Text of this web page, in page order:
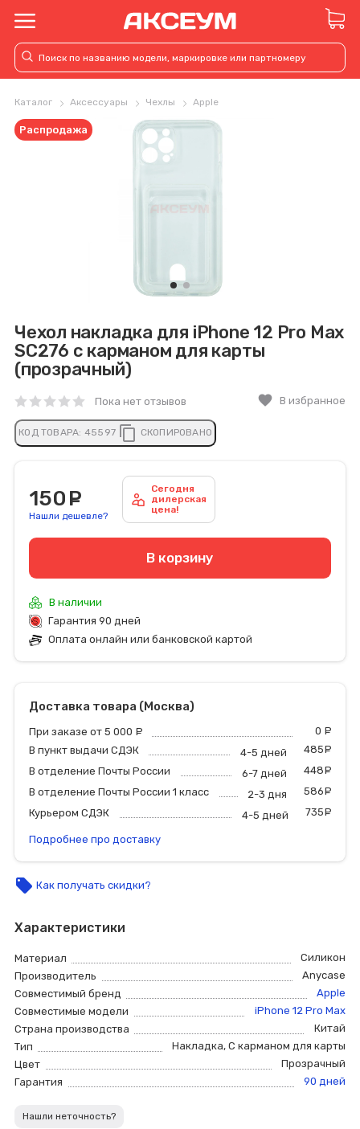
Каталог Аксессуары Чехлы Apple
Чехол накладка для iPhone 12 Pro Max
SC276 с карманом для карты
(прозрачный)
Пока нет отзывов favorite В избранное
КОД ТОВАРА: 45597 content_copy СКОПИРОВАНО
Распродажа
150 руб.
Нашли дешевле?
Сегодня
дилерская
цена!
В корзину
В наличии
Гарантия 90 дней
Оплата онлайн или банковской картой
Доставка товара (Москва)
При заказе от 5 000 0
В пункт выдачи СДЭК
4-5 дней 485
В отделение Почты России
6-7 дней 448
В отделение Почты России 1 класс
2-3 дня 586
Курьером СДЭК
4-5 дней 735
Подробнее про доставку
local_offer Как получать скидки?
Характеристики
Материал
Силикон
Производитель
Anycase
Совместимый бренд
Apple
Совместимые модели
iPhone 12 Pro Max
Страна производства
Китай
Тип
Накладка, С карманом для карты
Цвет
Прозрачный
Гарантия
90 дней
Нашли неточность?